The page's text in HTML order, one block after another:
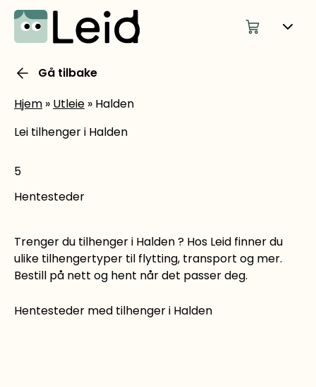
Gå tilbake
Hjem » Utleie » Halden
Lei tilhenger i Halden
5
Hentesteder
Trenger du tilhenger i Halden ? Hos Leid finner du
ulike tilhengertyper til flytting, transport og mer.
Bestill på nett og hent når det passer deg.
Hentesteder med tilhenger i Halden